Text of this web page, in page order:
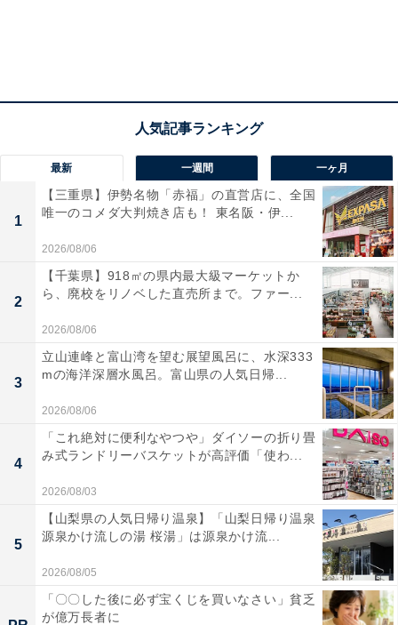
最新 一週間 一ヶ月
1
【三重県】伊勢名物「赤福」の直営店に、全国
唯一のコメダ大判焼き店も！ 東名阪・伊...
2026/08/06
2
【千葉県】918㎡の県内最大級マーケットか
ら、廃校をリノベした直売所まで。ファー...
2026/08/06
3
立山連峰と富山湾を望む展望風呂に、水深333
mの海洋深層水風呂。富山県の人気日帰...
2026/08/06
4
「これ絶対に便利なやつや」ダイソーの折り畳
み式ランドリーバスケットが高評価「使わ...
2026/08/03
5
【山梨県の人気日帰り温泉】「山梨日帰り温泉
源泉かけ流しの湯 桜湯」は源泉かけ流...
2026/08/05
「〇〇した後に必ず宝くじを買いなさい」貧乏
が億万長者に